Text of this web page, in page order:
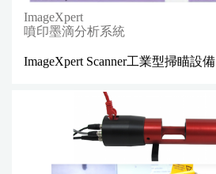
ImageXpert
噴印墨滴分析系統
ImageXpert Scanner工業型掃瞄設備